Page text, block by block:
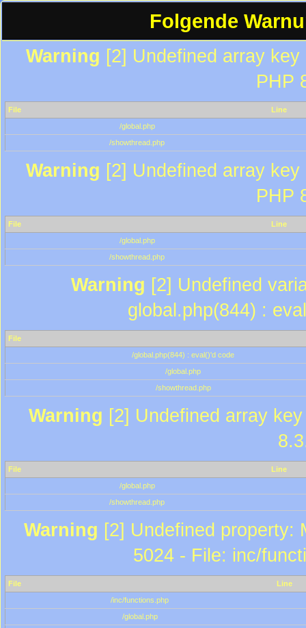
Folgende
Warning [2] Undefined array
PHP
File
Line
/global.php
/showthread.php
Warning [2] Undefined array
PHP
File
Line
/global.php
/showthread.php
Warning [2] Undefined
global.php(844) :
File
/global.php(844) : eval()'d code
/global.php
/showthread.php
Warning [2] Undefined array
File
Line
/global.php
/showthread.php
Warning [2] Undefined property:
5024 - File: inc/
File
Line
/inc/functions.php
/global.php